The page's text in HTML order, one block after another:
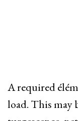
A required
load. This may